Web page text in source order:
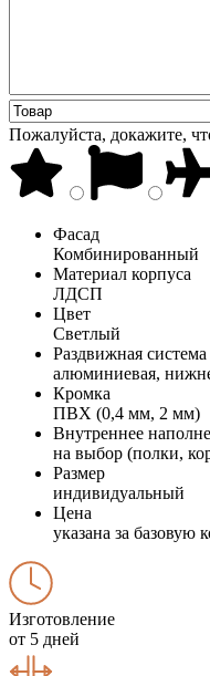
Пожалуйста, докажите,
Фасад
Комбинированный
Материал корпуса
ЛДСП
Цвет
Светлый
Раздвижная система
алюминиевая,
Кромка
ПВХ (0,4 мм, 2 мм)
Внутреннее
на выбор (полки,
Размер
индивидуальный
Цена
указана за базовую
Изготовление
от 5 дней